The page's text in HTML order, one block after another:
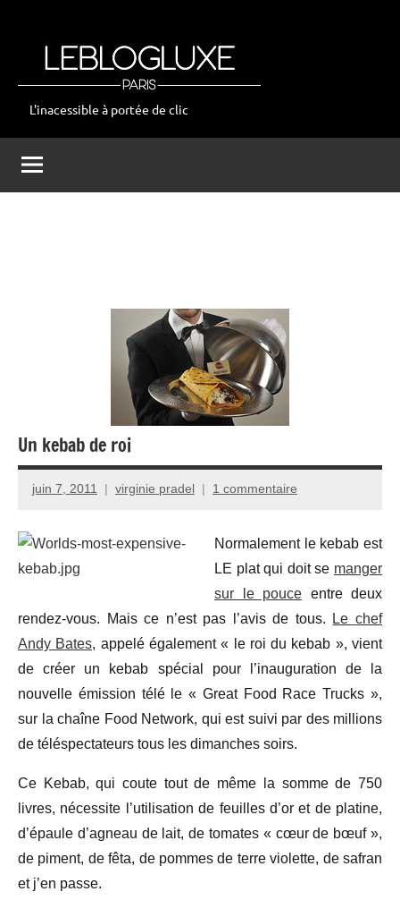
leblogluxe
L'inacessible à portée de clic
Un kebab de roi
juin 7, 2011 virginie pradel 1 commentaire
Normalement le kebab est
LE plat qui doit se manger
sur le pouce entre deux
rendez-vous. Mais ce n’est pas l’avis de tous.
Le chef
Andy Bates, appelé également « le roi du kebab », vient
de créer un kebab spécial pour l’inauguration de la
nouvelle émission télé le « Great Food Race Trucks »,
sur la chaîne Food Network, qui est suivi par des millions
de téléspectateurs tous les dimanches soirs.
Ce Kebab, qui coute tout de même la somme de 750
livres, nécessite l’utilisation de feuilles d’or et de platine,
d’épaule d’agneau de lait, de tomates « cœur de bœuf »,
de piment, de fêta, de pommes de terre violette, de safran
et j’en passe.